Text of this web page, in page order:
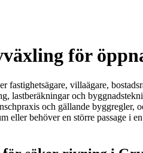
för
villaägare,
lastberäkningar och
och gällande byggregler,
behöver en större passage i